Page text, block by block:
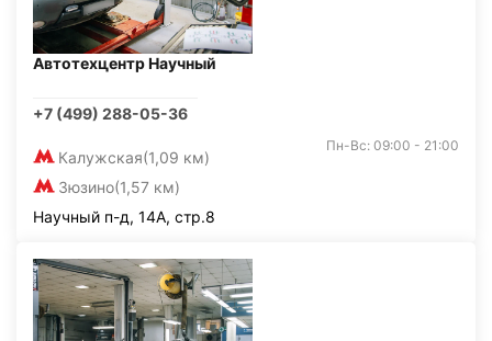
Автотехцентр Научный
+7 (499) 288-05-36
Калужская(1,09 км)
Зюзино(1,57 км)
Пн-Вс: 09:00 - 21:00
Научный п-д, 14А, стр.8